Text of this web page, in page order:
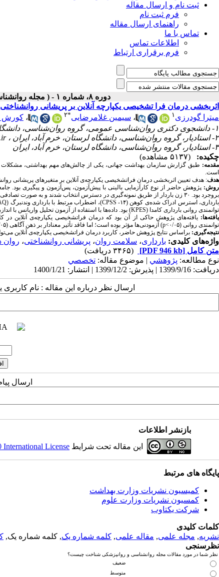
ثبت نام و ارسال مقاله
فرم ثبت نام
راهنمای ارسال مقاله
تماس با ما
اطلاعات تماس
فرم برقراری ارتباط
دوره ۸، شماره ۱ - ( مجله روانشناسی و روانپزشکی شناخت ۱۴۰۰ )
اثربخشی درمان فرا تشخیصی یکپارچه آنلاین بر پریشانی
میترا گودرزی ۱ ، سیمین غلامرضایی*۲ ، کورش
۱- دانشجوی دکتری روان‌شناسی عمومی، گروه روان‌شناسی، دانشگاه لرستان، خرم آباد، ایران
۲- استادیار، گروه روان‌شناسی، دانشگاه لرستان، خرم آباد، ایران ،
۳- استادیار، گروه روان‌شناسی، دانشگاه لرستان، خرم آباد، ایران
چکیده:
(۵۱۳۷ مشاهده)
مقدمه: طبق گزارش سازمان بهداشت جهانی، یکی از چالش­‌های مهم بهداشتی، مشکلات
است.
هدف: هدف تعیین اثربخشی درمان فراتشخیصی یکپارچه‌­ی آنلاین بر متغیرهای پریشانی
روش­:
بروجرد بود. ۳۰ زن باردار از طریق نمونه­‌گیری در دسترس انتخاب شدند و به
بارداری، استرس ادراک شده­‌ی کوهن (۱۴-
CPSS)، اضطراب مرتبط با بارداری وندنبرگ (
توانمندی روانی بارداری کامدا (KPES) بود. داده‌­ها با استفاده از آزمون تحلیل واریانس با
یافته‌­ها:یافته­‌های پژوهش حاکی از آن بود که درمان فراتشخیصی یکپارچه­‌ی آنلاین در
توانمندی روانی (۰/۰۵>
p) آزمودنی­‌ها مؤثر بوده است؛ اما فاقد تأثیر معنادار بر ذهن ­آگاهی (۰/۰۵<
نتیجه­‌گیری: براساس نتایج پژوهش حاضر، کاربرد درمان فراتشخیصی یکپارچه­‌ی آنلاین
واژه‌های کلیدی: بارداری، سلامت روان، پریشانی روان­شناختی، روان
متن کامل [PDF 946 kb]
(۳۴۶۵ دریافت)
نوع مطالعه: پژوهشي | موضوع مقاله: تخصصي
دریافت: 1399/9/16 | پذیرش: 1399/12/2 | انتشار: 1400/1/21
ارسال نظر درباره این مقاله : نام
ارسال
بازنشر اطلاعات
این مقاله تحت شرایط License
پایگاه های مرتبط
کمیسیون نشریات وزارت بهداشت
کمسیون نشریات وزارت علوم
شرکت یکتاوب
کلمات کلیدی
نشریه, مجله علمی, مقاله علمی, کلمه شماره یک, کلمه شماره یک,
نظرسنجی
نظر شما در مورد مقالات مجله روانشناسی و روانپزشکی شناخت چیست؟
ضعیف
متوسط